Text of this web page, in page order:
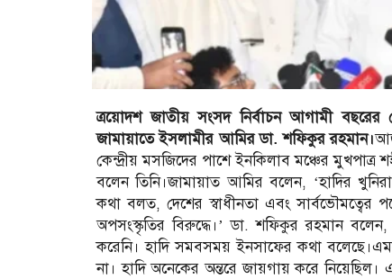
ত্রয়োদশ জাতীয় সংসদ নির্বাচন আগামী বছরের
জামায়াতে ইসলামীর আমির ডা. শফিকুর রহমান।
কেন্দ্রীয় মসজিদের পাশে ইনকিলাব মঞ্চের
বলেন তিনি।জামায়াত আমির বলেন, ‘হাদির
কথা বলত, দেশের স্বাধীনতা এবং সার্বভৌমত্বের
অপসংস্কৃতির বিরুদ্ধে।’ ডা. শফিকুর রহমান
করেনি। হাদি সমবসময় ইনসাফের কথা
না। হাদি অনেকের অন্তরে জায়গায় করে